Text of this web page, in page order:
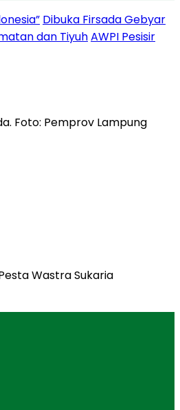
Dibuka Firsada Gebyar
dan TiyuhAWPI Pesisir
Wastra Sukaria